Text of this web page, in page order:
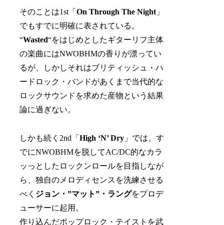
そのことは1st「On Through The Night 」
でもすでに明確に表されている。
“Wasted“をはじめとしたギターリフ主体
の楽曲にはNWOBHMの香りが漂ってい
るが、しかしそれはブリティッシュ・ハ
ードロック・バンドがあくまで当代的な
ロックサウンドを求めた産物という結果
論に過ぎない。
しかも続く2nd「High ‘N’ Dry 」では、す
でにNWOBHMを脱してAC/DC的なカラ
ッっとしたロックンロールを目指しなが
ら、独自のメロディセンスを洗練させる
べく ジョン・”マット”・ラングをプロデ
ューサーに起用。
作り込んだポップロック・テイストを武